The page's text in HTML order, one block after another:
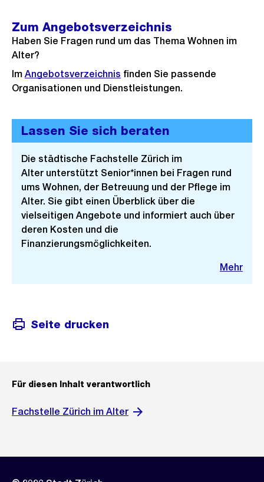
Zum Angebotsverzeichnis
Haben Sie Fragen rund um das Thema Wohnen im
Alter?
Im Angebotsverzeichnis finden Sie passende
Organisationen und Dienstleistungen.
Lassen Sie sich beraten
Die städtische Fachstelle Zürich im
Alter unterstützt Senior*innen bei Fragen rund
ums Wohnen, der Betreuung und der Pflege im
Alter. Sie gibt einen Überblick über die
vielseitigen Angebote und informiert auch über
deren Kosten und die
Finanzierungsmöglichkeiten.
Mehr
Seite drucken
Für diesen Inhalt verantwortlich
Fachstelle Zürich im Alter